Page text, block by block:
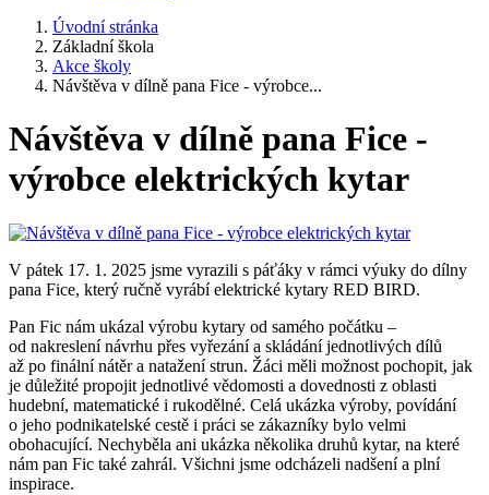
Úvodní stránka
Základní škola
Akce školy
Návštěva v dílně pana Fice - výrobce...
Návštěva v dílně pana Fice -
výrobce elektrických kytar
V pátek 17. 1. 2025 jsme vyrazili s páťáky v rámci výuky do dílny
pana Fice, který ručně vyrábí elektrické kytary RED BIRD.
Pan Fic nám ukázal výrobu kytary od samého počátku –
od nakreslení návrhu přes vyřezání a skládání jednotlivých dílů
až po finální nátěr a natažení strun. Žáci měli možnost pochopit, jak
je důležité propojit jednotlivé vědomosti a dovednosti z oblasti
hudební, matematické i rukodělné. Celá ukázka výroby, povídání
o jeho podnikatelské cestě i práci se zákazníky bylo velmi
obohacující. Nechyběla ani ukázka několika druhů kytar, na které
nám pan Fic také zahrál. Všichni jsme odcházeli nadšení a plní
inspirace.